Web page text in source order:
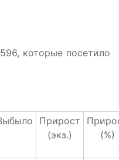
которые посетило
Прирост
(экз.)
(%)